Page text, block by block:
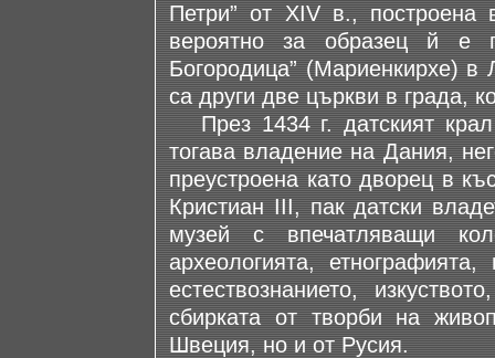
Петри” от ХIV в., построена
вероятно за образец й е
Богородица” (Мариенкирхе) в
са други две църкви в града,
През 1434 г. датският
тогава владение на Дания,
преустроена като дворец в
Кристиан III, пак датски
музей с впечатляващи
археологията,
естествознанието,
сбирката от творби на
Швеция, но и от Русия.